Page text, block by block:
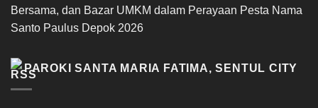
Bersama, dan Bazar UMKM dalam Perayaan Pesta Nama
Santo Paulus Depok 2026
PAROKI SANTA MARIA FATIMA, SENTUL CITY